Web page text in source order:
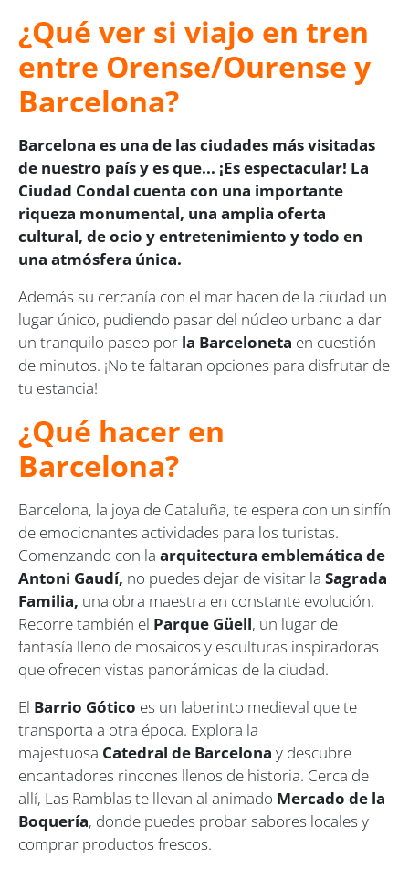
¿Qué ver si viajo en tren
entre Orense/Ourense y
Barcelona?
Barcelona es una de las ciudades más visitadas
de nuestro país y es que... ¡Es espectacular! La
Ciudad Condal cuenta con una importante
riqueza monumental, una amplia oferta
cultural, de ocio y entretenimiento y todo en
una atmósfera única.
Además su cercanía con el mar hacen de la ciudad un
lugar único, pudiendo pasar del núcleo urbano a dar
un tranquilo paseo por la Barceloneta en cuestión
de minutos. ¡No te faltaran opciones para disfrutar de
tu estancia!
¿Qué hacer en
Barcelona?
Barcelona, la joya de Cataluña, te espera con un sinfín
de emocionantes actividades para los turistas.
Comenzando con la arquitectura emblemática de
Antoni Gaudí, no puedes dejar de visitar la Sagrada
Familia, una obra maestra en constante evolución.
Recorre también el Parque Güell, un lugar de
fantasía lleno de mosaicos y esculturas inspiradoras
que ofrecen vistas panorámicas de la ciudad.
El Barrio Gótico es un laberinto medieval que te
transporta a otra época. Explora la
majestuosa Catedral de Barcelona y descubre
encantadores rincones llenos de historia. Cerca de
allí, Las Ramblas te llevan al animado Mercado de la
Boquería, donde puedes probar sabores locales y
comprar productos frescos.